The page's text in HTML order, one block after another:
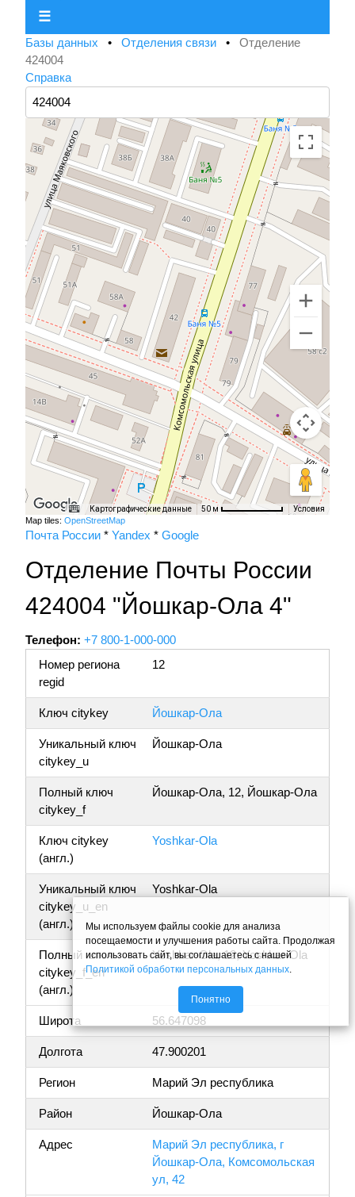
☰
Базы данных • Отделения связи • Отделение
424004
Справка
Картографические данные 50 м Условия
Map tiles: OpenStreetMap
Почта России * Yandex * Google
Отделение Почты России
424004 "Йошкар-Ола 4"
Телефон: +7 800-1-000-000
Номер региона
regid
12
Ключ citykey Йошкар-Ола
Уникальный ключ
citykey_u
Йошкар-Ола
Полный ключ
citykey_f
Йошкар-Ола, 12, Йошкар-Ола
Ключ citykey
(англ.)
Yoshkar-Ola
Уникальный ключ
citykey_u_en
(англ.)
Yoshkar-Ola
Полный ключ
citykey_f_en
(англ.)
Yoshkar-Ola, 12, Yoshkar-Ola
Широта 56.647098
Долгота 47.900201
Регион Марий Эл республика
Район Йошкар-Ола
Адрес
Марий Эл республика, г
Йошкар-Ола, Комсомольская
ул, 42
Мы используем файлы cookie для анализа
посещаемости и улучшения работы сайта. Продолжая
использовать сайт, вы соглашаетесь с нашей
Политикой обработки персональных данных.
Понятно